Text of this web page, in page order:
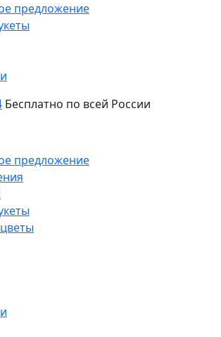
предложение
Бесплатно по всей России
предложение